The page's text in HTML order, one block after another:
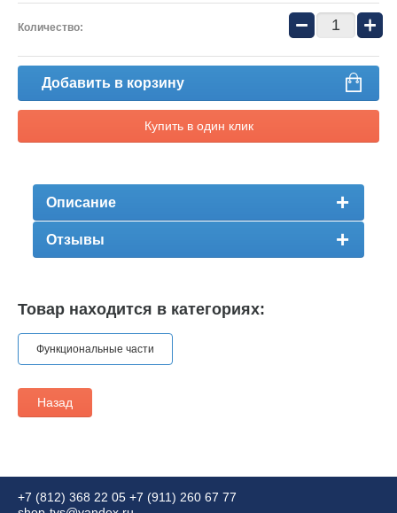
Количество: − +
Добавить в корзину
Купить в один клик
Описание
Отзывы
Товар находится в категориях:
Функциональные части
Назад
+7 (812) 368 22 05 +7 (911) 260 67 77